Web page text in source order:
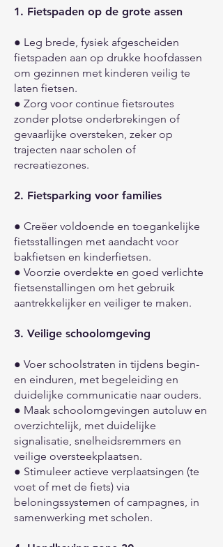
1. Fietspaden op de grote assen
● Leg brede, fysiek afgescheiden
fietspaden aan op drukke hoofdassen
om gezinnen met kinderen veilig te
laten fietsen.
● Zorg voor continue fietsroutes
zonder plotse onderbrekingen of
gevaarlijke oversteken, zeker op
trajecten naar scholen of
recreatiezones.
2. Fietsparking voor families
● Creëer voldoende en toegankelijke
fietsstallingen met aandacht voor
bakfietsen en kinderfietsen.
● Voorzie overdekte en goed verlichte
fietsenstallingen om het gebruik
aantrekkelijker en veiliger te maken.
3. Veilige schoolomgeving
● Voer schoolstraten in tijdens begin-
en einduren, met begeleiding en
duidelijke communicatie naar ouders.
● Maak schoolomgevingen autoluw en
overzichtelijk, met duidelijke
signalisatie, snelheidsremmers en
veilige oversteekplaatsen.
● Stimuleer actieve verplaatsingen (te
voet of met de fiets) via
beloningssystemen of campagnes, in
samenwerking met scholen.